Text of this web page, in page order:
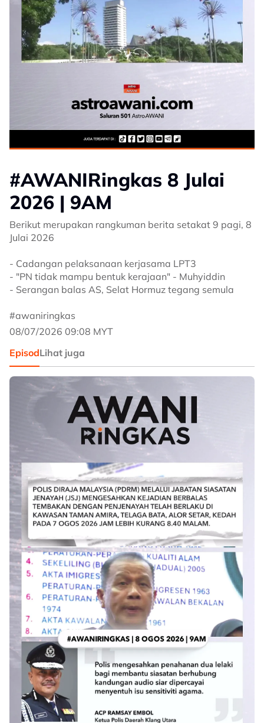
#AWANIRingkas 8 Julai
2026 | 9AM
Berikut merupakan rangkuman berita setakat 9 pagi, 8
Julai 2026
- Cadangan pelaksanaan kerjasama LPT3
- "PN tidak mampu bentuk kerajaan" - Muhyiddin
- Serangan balas AS, Selat Hormuz tegang semula
#awaniringkas
08/07/2026 09:08 MYT
EpisodLihat juga